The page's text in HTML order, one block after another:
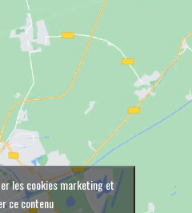
les cookies marketing et
ce contenu